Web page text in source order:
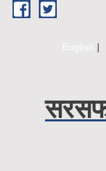
Skip to main content
English